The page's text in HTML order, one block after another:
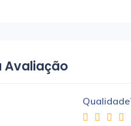
Avaliação